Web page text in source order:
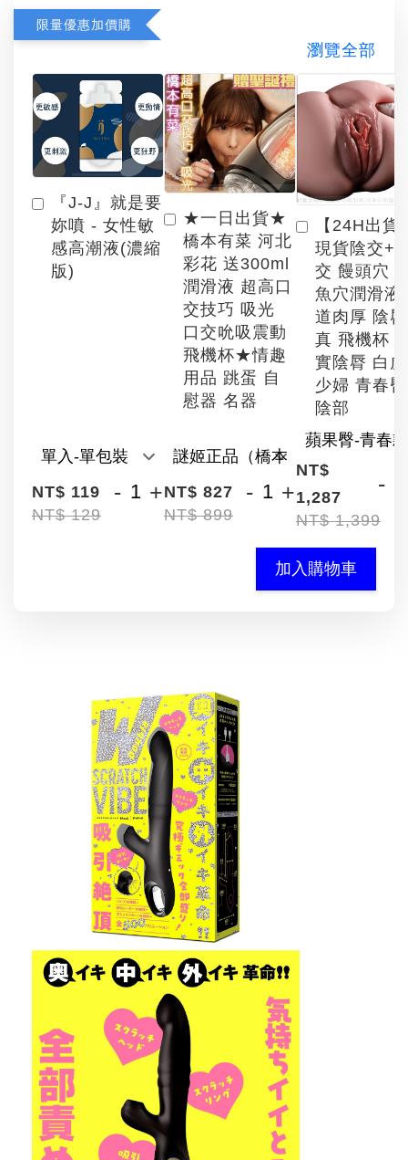
限量優惠加價購
瀏覽全部
『J-J』就是要
妳噴 - 女性敏
感高潮液(濃縮
版)
NT$ 119
NT$ 129
- +
★一日出貨★
橋本有菜 河北
彩花 送300ml
潤滑液 超高口
交技巧 吸光
口交吮吸震動
飛機杯★情趣
用品 跳蛋 自
慰器 名器
NT$ 827
NT$ 899
- +
【24H出貨
現貨陰交+
交 饅頭穴
魚穴潤滑液
道肉厚 陰
真 飛機杯
實陰脣 白
少婦 青春臀
陰部
NT$
1,287
NT$ 1,399
-
加入購物車